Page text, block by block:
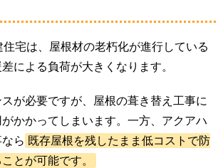
宅は、屋根材の老朽化が進行している
による負荷が大きくなります。
が必要ですが、屋根の葺き替え工事に
かかってしまいます。一方、アクアハ
ら 既存屋根を残したまま低コストで防
とが可能です。